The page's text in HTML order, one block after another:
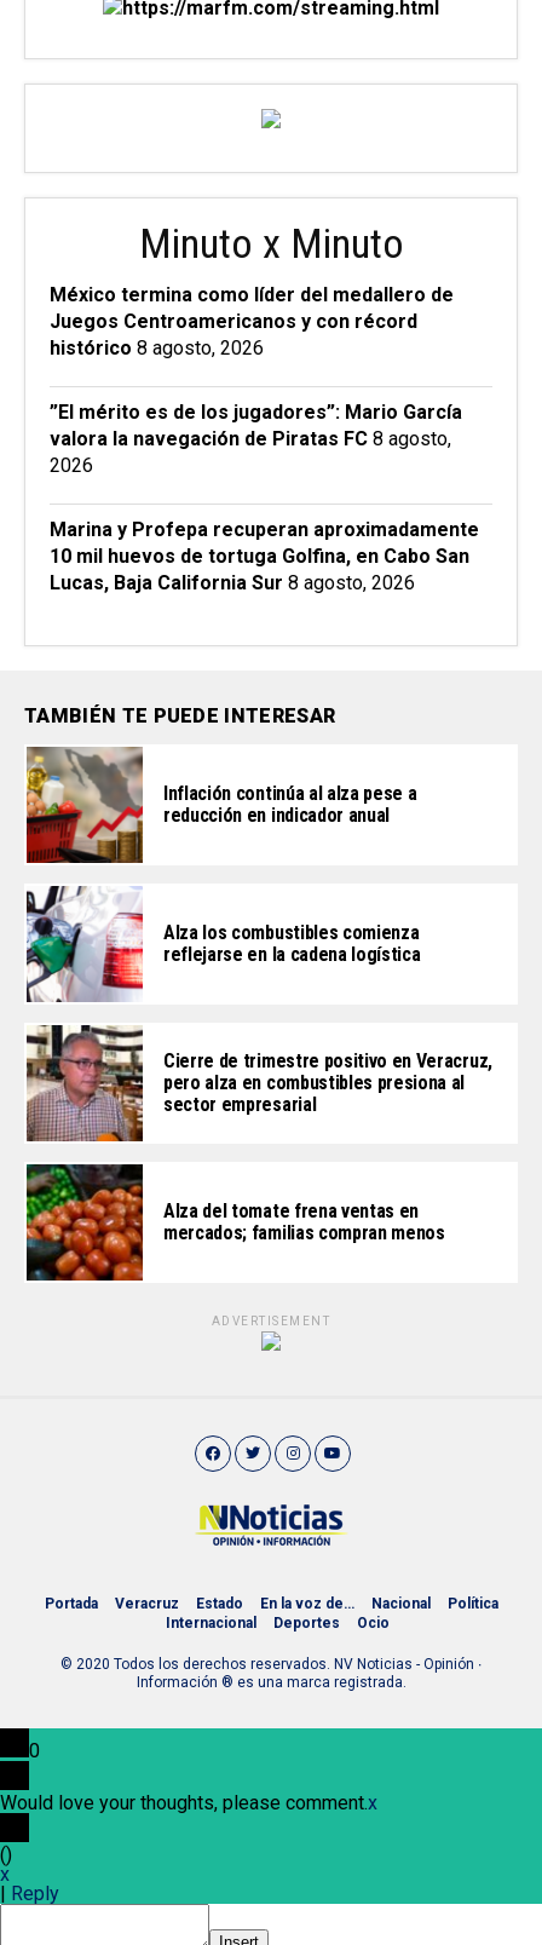
Minuto x Minuto
México termina como líder del medallero de
Juegos Centroamericanos y con récord
histórico 8 agosto, 2026
”El mérito es de los jugadores”: Mario García
valora la navegación de Piratas FC 8 agosto,
2026
Marina y Profepa recuperan aproximadamente
10 mil huevos de tortuga Golfina, en Cabo San
Lucas, Baja California Sur 8 agosto, 2026
TAMBIÉN TE PUEDE INTERESAR
Inflación continúa al alza pese a
reducción en indicador anual
Alza los combustibles comienza
reflejarse en la cadena logística
Cierre de trimestre positivo en Veracruz,
pero alza en combustibles presiona al
sector empresarial
Alza del tomate frena ventas en
mercados; familias compran menos
ADVERTISEMENT
Portada Veracruz Estado En la voz de… Nacional
Política
Internacional
Deportes Ocio
© 2020 Todos los derechos reservados. NV Noticias - Opinión ∙
Información ® es una marca registrada.
0
Would love your thoughts, please comment.x
()
x
Reply